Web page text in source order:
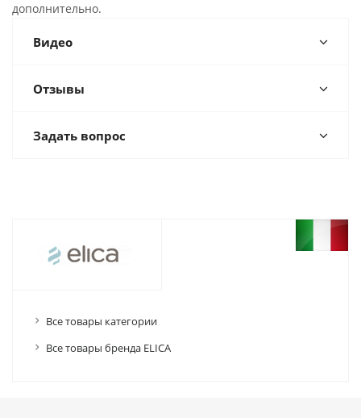
дополнительно.
Видео
Отзывы
Задать вопрос
Все товары категории
Все товары бренда ELICA